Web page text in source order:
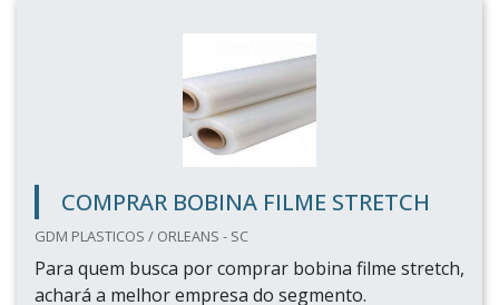
COMPRAR BOBINA FILME STRETCH
GDM PLASTICOS / ORLEANS - SC
Para quem busca por comprar bobina filme stretch,
achará a melhor empresa do segmento.